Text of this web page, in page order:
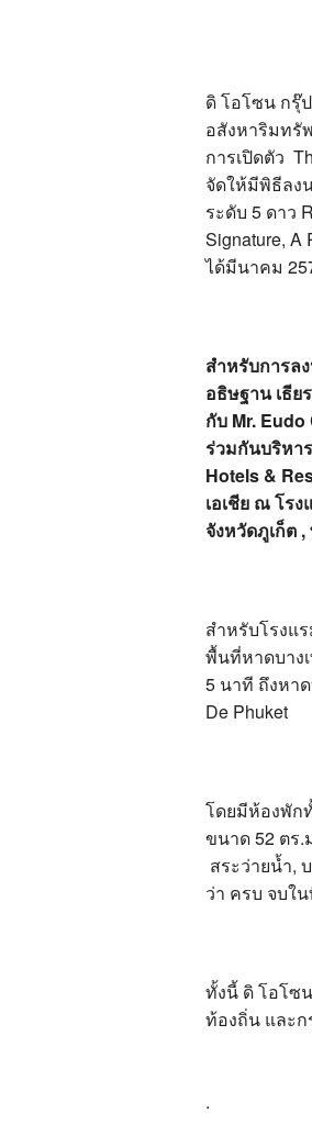
ดิ โอโซน กรุ๊
อสังหาริมทรั
การเปิดตัว
จัดให้มีพิธีลง
ระดับ 5 ดาว
Signature, A
ได้มีนาคม
สำหรับการล
อธิษฐาน เธี
กับ Mr.
ร่วมกันบริหา
Hotels &
เอเชีย ณ โร
จังหวัดภูเก็ต
สำหรับโรงแ
พื้นที่หาดบาง
5 นาที ถึงหา
De Phuket
โดยมีห้องพัก
ขนาด 52 ตร.
สระว่ายน้ำ,
ว่า ครบ จบใ
ทั้งนี้ ดิ โอโซ
ท้องถิ่น และก
.